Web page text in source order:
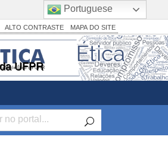
Simplifique!
Comunica BR
Participe
Acesso à informação
Canais
ALTO CONTRASTE MAPA DO SITE
UFPR
Portuguese